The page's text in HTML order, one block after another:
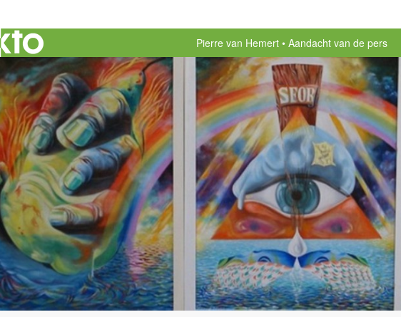
Pierre van Hemert Aandacht van de pers